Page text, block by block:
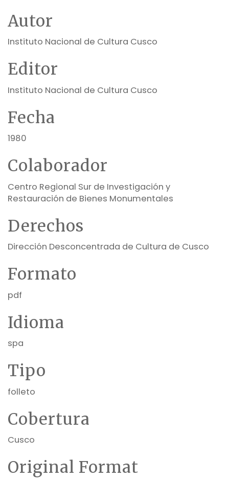
Autor
Instituto Nacional de Cultura Cusco
Editor
Instituto Nacional de Cultura Cusco
Fecha
1980
Colaborador
Centro Regional Sur de Investigación y
Restauración de Bienes Monumentales
Derechos
Dirección Desconcentrada de Cultura de Cusco
Formato
pdf
Idioma
spa
Tipo
folleto
Cobertura
Cusco
Original Format